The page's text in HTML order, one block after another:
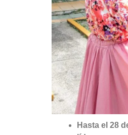
Hasta el 28